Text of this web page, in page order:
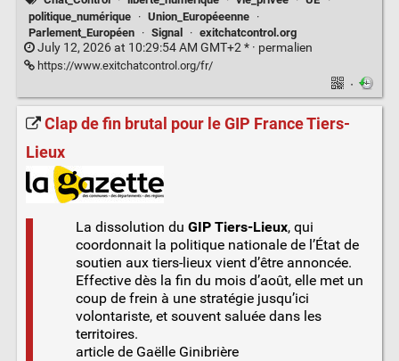
politique_numérique
· Union_Européeenne
·
Parlement_Européen
· Signal · exitchatcontrol.org
July 12, 2026 at 10:29:54 AM GMT+2 * · permalien
https://www.exitchatcontrol.org/fr/
·
Clap de fin brutal pour le GIP France Tiers-
Lieux
La dissolution du GIP Tiers-Lieux, qui
coordonnait la politique nationale de l’État de
soutien aux tiers-lieux vient d’être annoncée.
Effective dès la fin du mois d’août, elle met un
coup de frein à une stratégie jusqu’ici
volontariste, et souvent saluée dans les
territoires.
article de Gaëlle Ginibrière